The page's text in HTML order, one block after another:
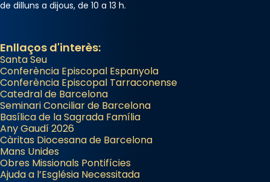
de dilluns a dijous, de 10 a 13 h.
Enllaços d'interès:
Santa Seu
Conferència Episcopal Espanyola
Conferència Episcopal Tarraconense
Catedral de Barcelona
Seminari Conciliar de Barcelona
Basílica de la Sagrada Família
Any Gaudí 2026
Càritas Diocesana de Barcelona
Mans Unides
Obres Missionals Pontifícies
Ajuda a l’Església Necessitada